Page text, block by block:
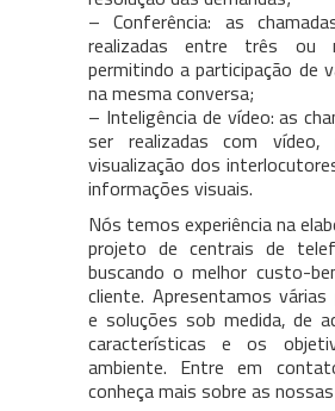
– Conferência: as
realizadas entre três ou
permitindo a participação de
na mesma conversa;
– Inteligência de vídeo: as
ser realizadas com vídeo,
visualização dos
informações visuais.
Nós temos experiência na
projeto de centrais de
buscando o melhor custo-
cliente. Apresentamos várias
e soluções sob medida, de
características e os
ambiente. Entre em
conheça mais sobre as